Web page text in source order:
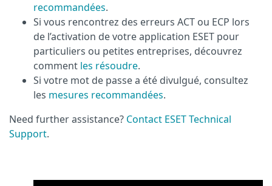
recommandées.
Si vous rencontrez des erreurs ACT ou ECP lors
de l’activation de votre application ESET pour
particuliers ou petites entreprises, découvrez
comment les résoudre.
Si votre mot de passe a été divulgué, consultez
les mesures recommandées.
Need further assistance? Contact ESET Technical
Support.